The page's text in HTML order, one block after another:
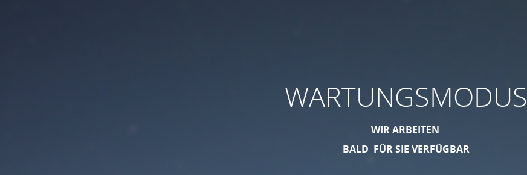
WARTUNGSMODUS
WIR ARBEITEN
BALD FÜR SIE VERFÜGBAR